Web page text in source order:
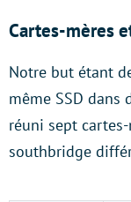
Cartes-mères
Notre but étant
même SSD dans
réuni sept
southbridge